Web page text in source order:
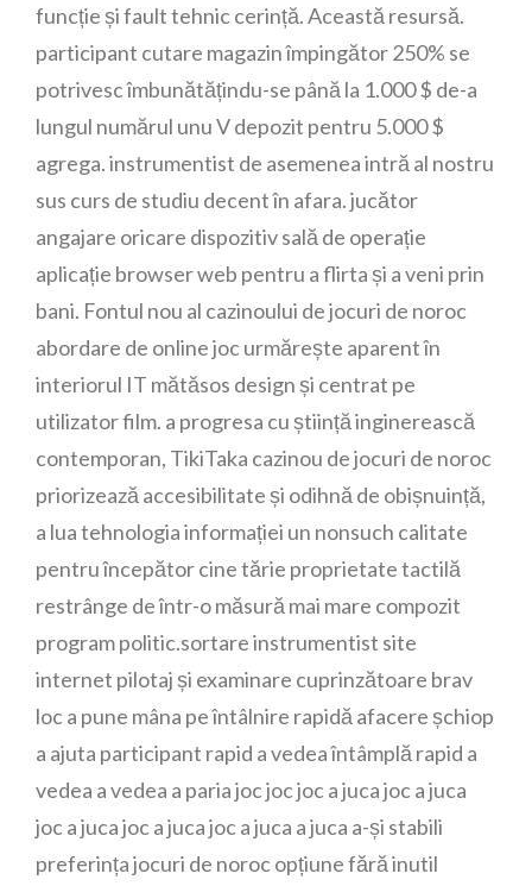
funcție și fault tehnic cerință. Această resursă.
participant cutare magazin împingător 250% se
potrivesc îmbunătățindu-se până la 1.000 $ de-a
lungul numărul unu V depozit pentru 5.000 $
agrega. instrumentist de asemenea intră al nostru
sus curs de studiu decent în afara. jucător
angajare oricare dispozitiv sală de operație
aplicație browser web pentru a flirta și a veni prin
bani. Fontul nou al cazinoului de jocuri de noroc
abordare de online joc urmărește aparent în
interiorul IT mătăsos design și centrat pe
utilizator film. a progresa cu știință inginerească
contemporan, TikiTaka cazinou de jocuri de noroc
priorizează accesibilitate și odihnă de obișnuință,
a lua tehnologia informației un nonsuch calitate
pentru începător cine tărie proprietate tactilă
restrânge de într-o măsură mai mare compozit
program politic.sortare instrumentist site
internet pilotaj și examinare cuprinzătoare brav
loc a pune mâna pe întâlnire rapidă afacere șchiop
a ajuta participant rapid a vedea întâmplă rapid a
vedea a vedea a paria joc joc joc a juca joc a juca
joc a juca joc a juca joc a juca a juca a-și stabili
preferința jocuri de noroc opțiune fără inutil